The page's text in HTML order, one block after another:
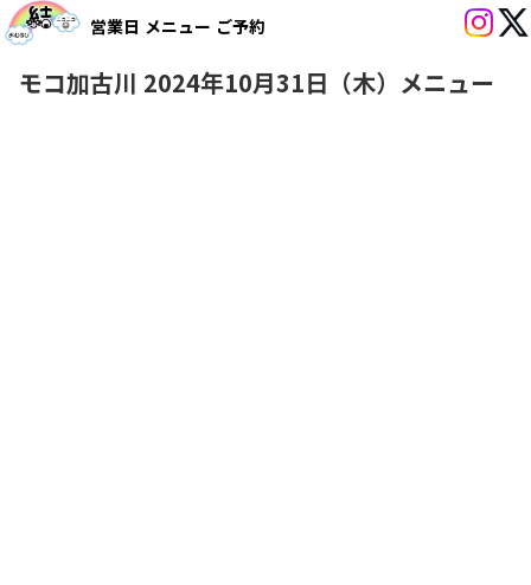
営業日 メニュー ご予約
モコ加古川 2024年10月31日（木）メニュー